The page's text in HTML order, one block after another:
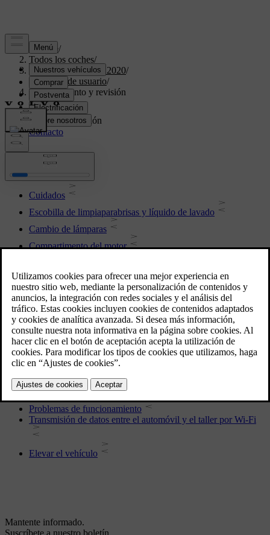
Soporte/
Todos los coches/
XC60 Twin Engine 2020/
Manual de usuario/
Mantenimiento y revisión
Mantenimiento y revisión
Cuidados
Escobilla de limpiaparabrisas y líquido de lavado
Cambio de lámparas
Compartimento del motor
Fusibles
Pila
Servicio
Estado del vehículo
Download Center
Mantenimiento recomendado para la unidad de cámara y
Mantenimiento del sistema de frenos
Problemas de funcionamiento
Transmisión de datos entre el automóvil y el taller por Wi-Fi
Elevar el vehículo